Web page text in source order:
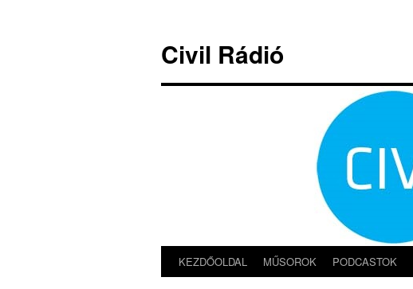
tartalomba
Civil Rádió
KEZDŐOLDAL MŰSOROK PODCASTOK